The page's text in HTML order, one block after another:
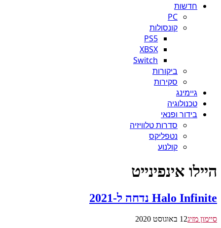
חדשות
PC
קונסולות
PS5
XBSX
Switch
ביקורות
סקירות
גיימינג
טכנולוגיה
בידור ופנאי
סדרות טלוויזיה
נטפליקס
קולנוע
היילו אינפינייט
Halo Infinite נדחה ל-2021
סיימון מזיג12 באוגוסט 2020